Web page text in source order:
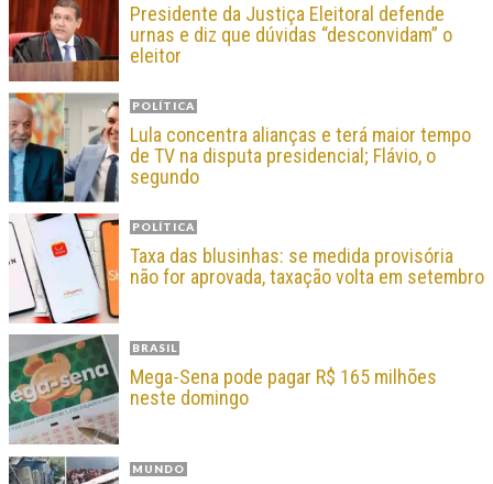
Presidente da Justiça Eleitoral defende
urnas e diz que dúvidas “desconvidam” o
eleitor
POLÍTICA
Lula concentra alianças e terá maior tempo
de TV na disputa presidencial; Flávio, o
segundo
POLÍTICA
Taxa das blusinhas: se medida provisória
não for aprovada, taxação volta em setembro
BRASIL
Mega-Sena pode pagar R$ 165 milhões
neste domingo
MUNDO